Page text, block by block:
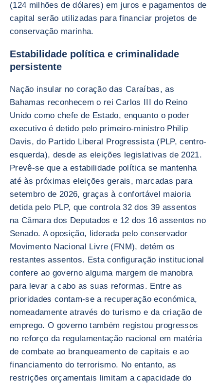
(124 milhões de dólares) em juros e pagamentos de
capital serão utilizadas para financiar projetos de
conservação marinha.
Estabilidade política e criminalidade
persistente
Nação insular no coração das Caraíbas, as
Bahamas reconhecem o rei Carlos III do Reino
Unido como chefe de Estado, enquanto o poder
executivo é detido pelo primeiro-ministro Philip
Davis, do Partido Liberal Progressista (PLP, centro-
esquerda), desde as eleições legislativas de 2021.
Prevê-se que a estabilidade política se mantenha
até às próximas eleições gerais, marcadas para
setembro de 2026, graças à confortável maioria
detida pelo PLP, que controla 32 dos 39 assentos
na Câmara dos Deputados e 12 dos 16 assentos no
Senado. A oposição, liderada pelo conservador
Movimento Nacional Livre (FNM), detém os
restantes assentos. Esta configuração institucional
confere ao governo alguma margem de manobra
para levar a cabo as suas reformas. Entre as
prioridades contam-se a recuperação económica,
nomeadamente através do turismo e da criação de
emprego. O governo também registou progressos
no reforço da regulamentação nacional em matéria
de combate ao branqueamento de capitais e ao
financiamento do terrorismo. No entanto, as
restrições orçamentais limitam a capacidade do